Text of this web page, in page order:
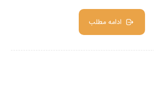
ادامه مطلب